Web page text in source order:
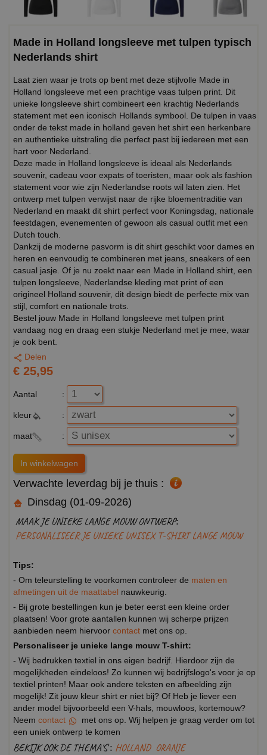
Made in Holland longsleeve met tulpen typisch
Nederlands shirt
Laat zien waar je trots op bent met deze stijlvolle Made in
Holland longsleeve met een prachtige vaas tulpen print. Dit
unieke longsleeve shirt combineert een krachtig Nederlands
statement met een iconisch Hollands symbool. De tulpen in vaas
onder de tekst made in holland geven het shirt een herkenbare
en authentieke uitstraling die perfect past bij iedereen met een
hart voor Nederland.
Deze made in Holland longsleeve is ideaal als Nederlands
souvenir, cadeau voor expats of toeristen, maar ook als fashion
statement voor wie zijn Nederlandse roots wil laten zien. Het
ontwerp met tulpen verwijst naar de rijke bloementraditie van
Nederland en maakt dit shirt perfect voor Koningsdag, nationale
feestdagen, evenementen of gewoon als casual outfit met een
Dutch touch.
Dankzij de moderne pasvorm is dit shirt geschikt voor dames en
heren en eenvoudig te combineren met jeans, sneakers of een
casual jasje. Of je nu zoekt naar een Made in Holland shirt, een
tulpen longsleeve, Nederlandse kleding met print of een
origineel Holland souvenir, dit design biedt de perfecte mix van
stijl, comfort en nationale trots.
Bestel jouw Made in Holland longsleeve met tulpen print
vandaag nog en draag een stukje Nederland met je mee, waar
je ook bent.
Delen
€ 25,95
Aantal :
kleur :
maat :
Verwachte leverdag bij je thuis :
Dinsdag (01-09-2026)
MAAK JE UNIEKE LANGE MOUW ONTWERP:
PERSONALISEER JE UNIEKE UNISEX T-SHIRT LANGE MOUW
Tips:
- Om teleurstelling te voorkomen controleer de maten en
afmetingen uit de maattabel nauwkeurig.
- Bij grote bestellingen kun je beter eerst een kleine order
plaatsen! Voor grote aantallen kunnen wij scherpe prijzen
aanbieden neem hiervoor contact met ons op.
Personaliseer je unieke lange mouw T-shirt:
- Wij bedrukken textiel in ons eigen bedrijf. Hierdoor zijn de
mogelijkheden eindeloos! Zo kunnen wij bedrijfslogo's voor je op
textiel printen! Maar ook andere teksten en afbeelding zijn
mogelijk! Zit jouw kleur shirt er niet bij? Of Heb je liever een
ander model bijvoorbeeld een V-hals, mouwloos, kortemouw?
Neem contact
met ons op. Wij helpen je graag verder om tot
een uniek ontwerp te komen
BEKIJK OOK DE THEMA'S : HOLLAND ORANJE